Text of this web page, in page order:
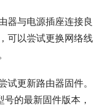
器与电源插座连接良
可以尝试更换网络线
更新路由器固件。
的最新固件版本，